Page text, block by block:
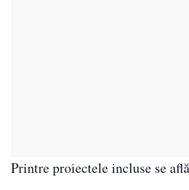
Printre proiectele incluse se